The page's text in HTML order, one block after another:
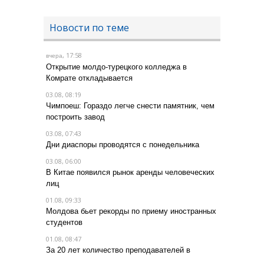
Новости по теме
вчера, 17:58
Открытие молдо-турецкого колледжа в
Комрате откладывается
03.08, 08:19
Чимпоеш: Гораздо легче снести памятник, чем
построить завод
03.08, 07:43
Дни диаспоры проводятся с понедельника
03.08, 06:00
В Китае появился рынок аренды человеческих
лиц
01.08, 09:33
Молдова бьет рекорды по приему иностранных
студентов
01.08, 08:47
За 20 лет количество преподавателей в